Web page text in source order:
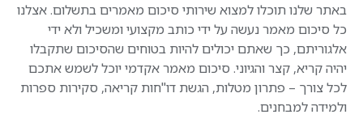
באתר שלנו תוכלו למצוא שירותי סיכום מאמרים בתשלום. אצלנו
כל סיכום מאמר נעשה על ידי כותב מקצועי ומשכיל ולא ידי
אלגוריתם, כך שאתם יכולים להיות בטוחים שהסיכום שתקבלו
יהיה קריא, קצר והגיוני. סיכום מאמר אקדמי יוכל לשמש אתכם
לכל צורך – פתרון מטלות, הגשת דו"חות קריאה, סקירות ספרות
ולמידה למבחנים.